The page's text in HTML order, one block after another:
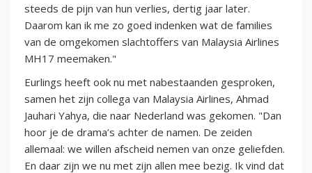
steeds de pijn van hun verlies, dertig jaar later.
Daarom kan ik me zo goed indenken wat de families
van de omgekomen slachtoffers van Malaysia Airlines
MH17 meemaken."
Eurlings heeft ook nu met nabestaanden gesproken,
samen het zijn collega van Malaysia Airlines, Ahmad
Jauhari Yahya, die naar Nederland was gekomen. "Dan
hoor je de drama’s achter de namen. De zeiden
allemaal: we willen afscheid nemen van onze geliefden.
En daar zijn we nu met zijn allen mee bezig. Ik vind dat